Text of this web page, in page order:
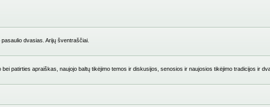
dvasias. Arijų šventraščiai.
patirties apraiškas, naujojo baltų tikėjimo temos ir diskusijos, senosios ir naujosios tikėjimo tradicijos ir